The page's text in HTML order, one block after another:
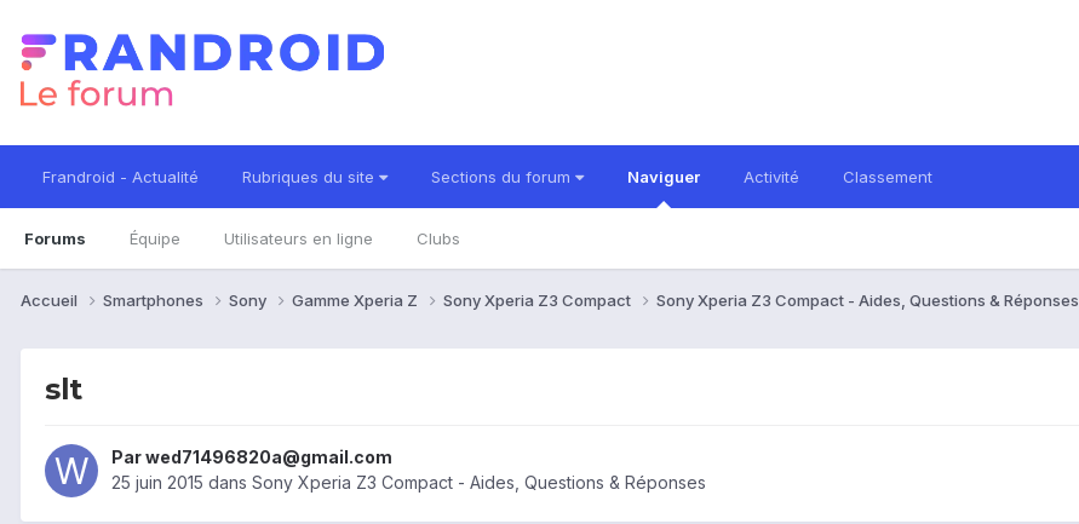
Frandroid - Actualité Rubriques du site Sections du forum Naviguer
Forums Équipe Utilisateurs en ligne Clubs
Activité Classement
Accueil Smartphones Sony Gamme Xperia Z Sony Xperia Z3 Compact Sony Xperia Z3 Compact - Aides, Questions & Réponses
slt
Parwed71496820a@gmail.com
25 juin 2015 dans Sony Xperia Z3 Compact - Aides, Questions & Réponses